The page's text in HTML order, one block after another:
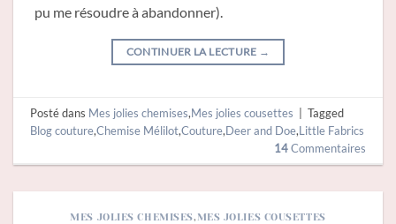
pu me résoudre à abandonner).
CONTINUER LA LECTURE →
Posté dans Mes jolies chemises,Mes jolies cousettes
Tagged
Blog couture,Chemise Mélilot,Couture,Deer and Doe,Little Fabrics
14Commentaires
MES JOLIES CHEMISES,MES JOLIES COUSETTES